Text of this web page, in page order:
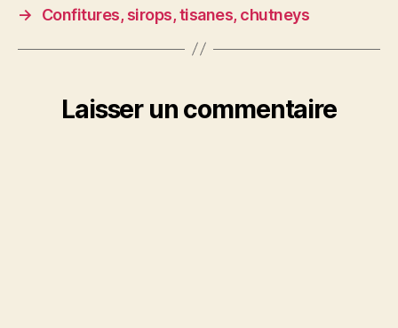
→
Confitures, sirops, tisanes, chutneys
Laisser un commentaire